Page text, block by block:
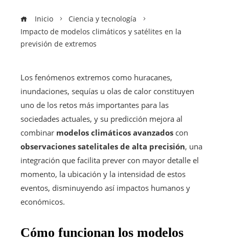
Inicio
Ciencia y tecnología
Impacto de modelos climáticos y satélites en la
previsión de extremos
Los fenómenos extremos como huracanes,
inundaciones, sequías u olas de calor constituyen
uno de los retos más importantes para las
sociedades actuales, y su predicción mejora al
combinar modelos climáticos avanzados con
observaciones satelitales de alta precisión, una
integración que facilita prever con mayor detalle el
momento, la ubicación y la intensidad de estos
eventos, disminuyendo así impactos humanos y
económicos.
Cómo funcionan los modelos